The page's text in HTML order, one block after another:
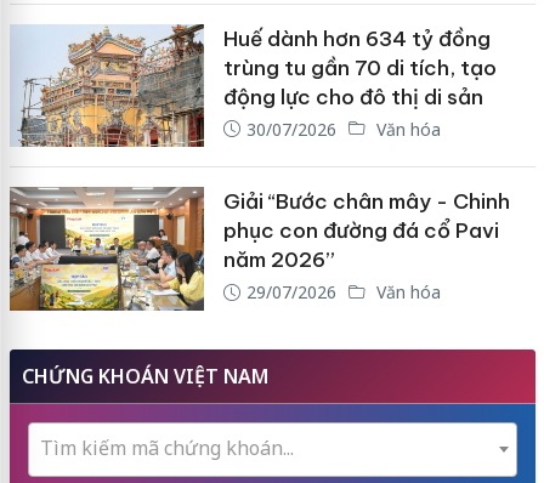
Huế dành hơn 634 tỷ đồng
trùng tu gần 70 di tích, tạo
động lực cho đô thị di sản
30/07/2026 Văn hóa
Giải “Bước chân mây - Chinh
phục con đường đá cổ Pavi
năm 2026”
29/07/2026 Văn hóa
CHỨNG KHOÁN VIỆT NAM
Tìm kiếm mã chứng khoán...